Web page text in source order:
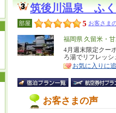
筑後川温泉 ふ
部屋 5 お客さま
エ
リ
ア
福岡県 久留米・
特
徴
4月週末限定クー
ろ湯でリフレッ
お気に入りに
お客さまの声